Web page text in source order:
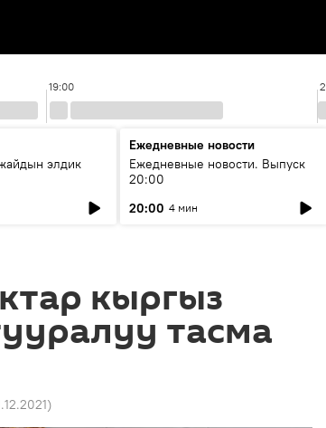
19:00
элдик
Ежедневные новости
Ежедневные новости. Выпуск
20:00
20:00 4 мин
кыргыз
тасма
)